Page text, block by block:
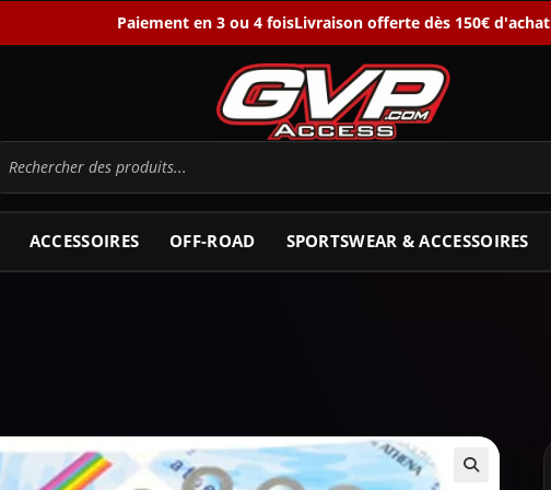
Paiement en 3 ou 4 foisLivraison offerte dès 150€ d'achat
ACCESSOIRES OFF-ROAD SPORTSWEAR & ACCESSOIRES